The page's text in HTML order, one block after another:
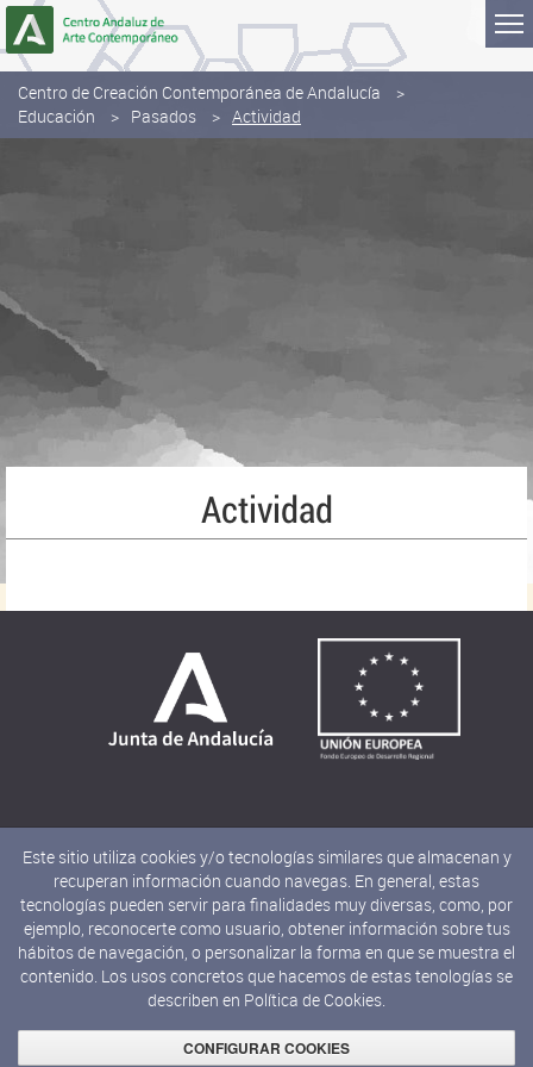
Saltar al contenido
Centro de Creación Contemporánea de Andalucía
Educación
Pasados Actividad
Actividad
Consejería de Cultura y Deporte
Este sitio utiliza cookies y/o tecnologías similares que almacenan y
recuperan información cuando navegas. En general, estas
tecnologías pueden servir para finalidades muy diversas, como, por
ejemplo, reconocerte como usuario, obtener información sobre tus
hábitos de navegación, o personalizar la forma en que se muestra el
contenido. Los usos concretos que hacemos de estas tenologías se
describen en Política de Cookies.
CONFIGURAR COOKIES